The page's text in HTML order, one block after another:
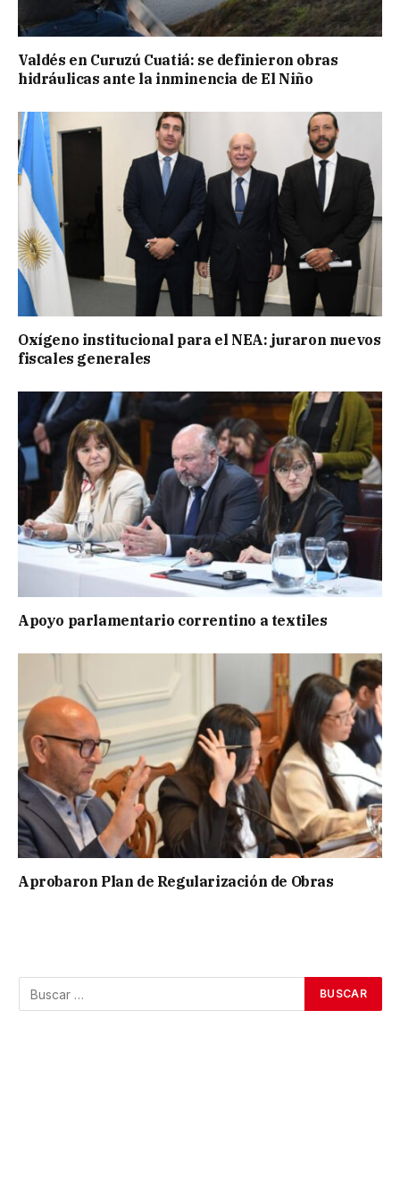
Valdés en Curuzú Cuatiá: se definieron obras
hidráulicas ante la inminencia de El Niño
Oxígeno institucional para el NEA: juraron nuevos
fiscales generales
Apoyo parlamentario correntino a textiles
Aprobaron Plan de Regularización de Obras